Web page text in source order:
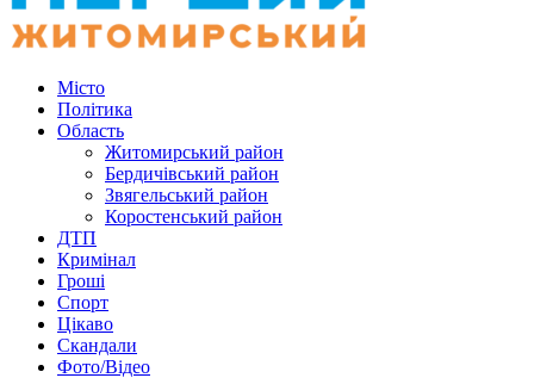
Місто
Політика
Область
Житомирський район
Бердичівський район
Звягельський район
Коростенський район
ДТП
Кримінал
Гроші
Спорт
Цікаво
Скандали
Фото/Відео